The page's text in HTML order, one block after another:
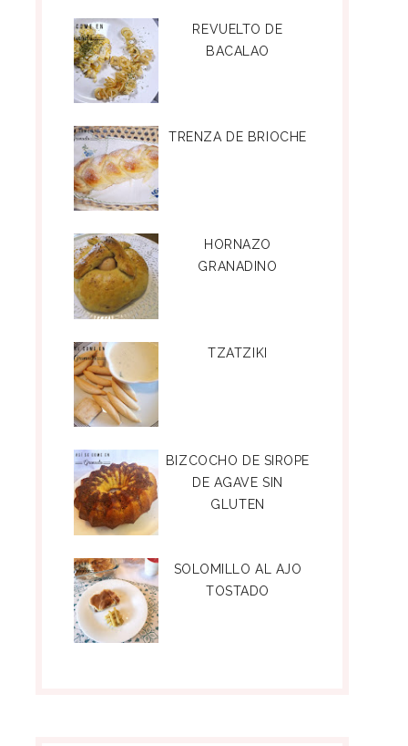
REVUELTO DE
BACALAO
TRENZA DE BRIOCHE
HORNAZO
GRANADINO
TZATZIKI
BIZCOCHO DE SIROPE
DE AGAVE SIN
GLUTEN
SOLOMILLO AL AJO
TOSTADO